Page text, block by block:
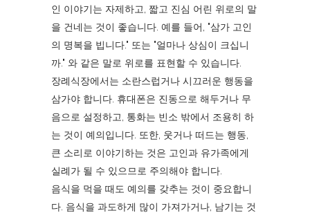
인 이야기는 자제하고, 짧고 진심 어린 위로의 말
을 건네는 것이 좋습니다. 예를 들어, "삼가 고인
의 명복을 빕니다." 또는 "얼마나 상심이 크십니
까." 와 같은 말로 위로를 표현할 수 있습니다.
장례식장에서는 소란스럽거나 시끄러운 행동을
삼가야 합니다. 휴대폰은 진동으로 해두거나 무
음으로 설정하고, 통화는 빈소 밖에서 조용히 하
는 것이 예의입니다. 또한, 웃거나 떠드는 행동,
큰 소리로 이야기하는 것은 고인과 유가족에게
실례가 될 수 있으므로 주의해야 합니다.
음식을 먹을 때도 예의를 갖추는 것이 중요합니
다. 음식을 과도하게 많이 가져가거나, 남기는 것